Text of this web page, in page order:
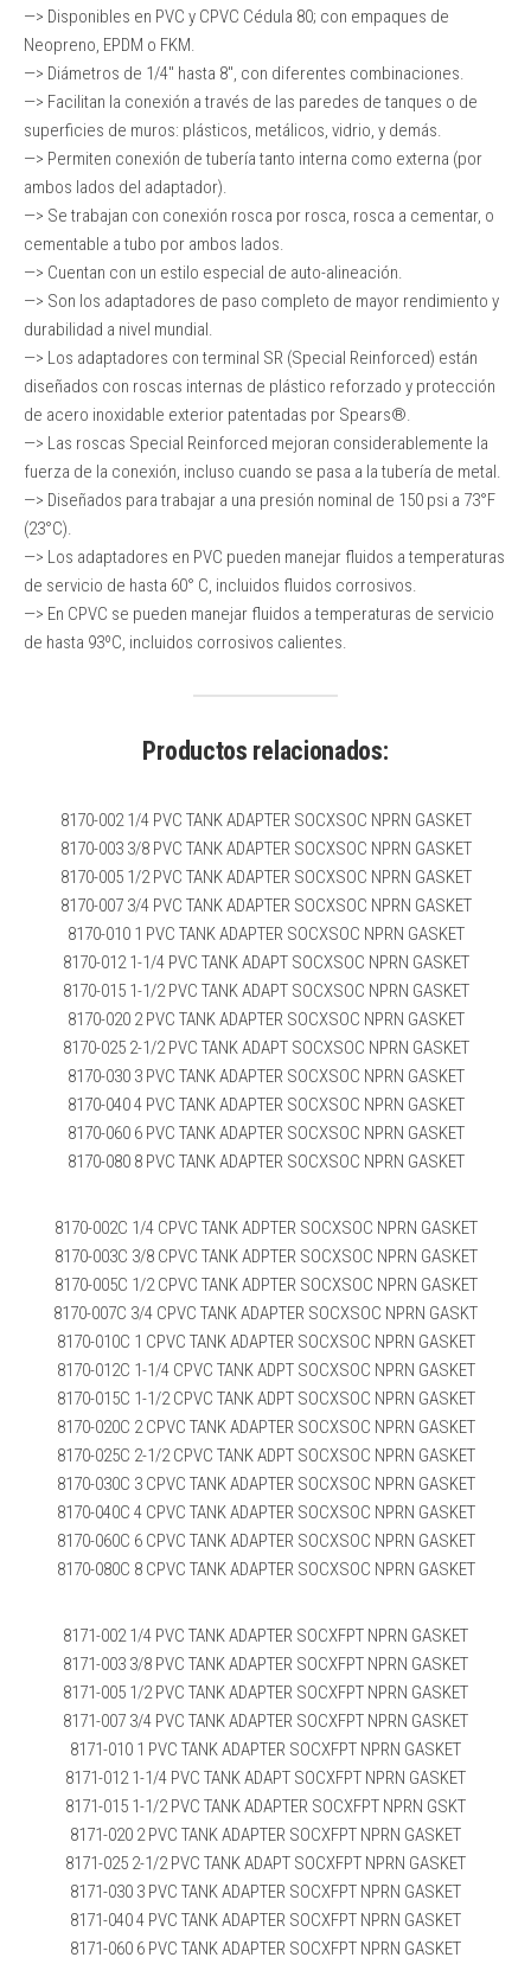
—> Disponibles en PVC y CPVC Cédula 80; con empaques de
Neopreno, EPDM o FKM.
—> Diámetros de 1/4″ hasta 8″, con diferentes combinaciones.
—> Facilitan la conexión a través de las paredes de tanques o de
superficies de muros: plásticos, metálicos, vidrio, y demás.
—> Permiten conexión de tubería tanto interna como externa (por
ambos lados del adaptador).
—> Se trabajan con conexión rosca por rosca, rosca a cementar, o
cementable a tubo por ambos lados.
—> Cuentan con un estilo especial de auto-alineación.
—> Son los adaptadores de paso completo de mayor rendimiento y
durabilidad a nivel mundial.
—> Los adaptadores con terminal SR (Special Reinforced) están
diseñados con roscas internas de plástico reforzado y protección
de acero inoxidable exterior patentadas por Spears®.
—> Las roscas Special Reinforced mejoran considerablemente la
fuerza de la conexión, incluso cuando se pasa a la tubería de metal.
—> Diseñados para trabajar a una presión nominal de 150 psi a 73°F
(23°C).
—> Los adaptadores en PVC pueden manejar fluidos a temperaturas
de servicio de hasta 60° C, incluidos fluidos corrosivos.
—> En CPVC se pueden manejar fluidos a temperaturas de servicio
de hasta 93ºC, incluidos corrosivos calientes.
Productos relacionados:
8170-002 1/4 PVC TANK ADAPTER SOCXSOC NPRN GASKET
8170-003 3/8 PVC TANK ADAPTER SOCXSOC NPRN GASKET
8170-005 1/2 PVC TANK ADAPTER SOCXSOC NPRN GASKET
8170-007 3/4 PVC TANK ADAPTER SOCXSOC NPRN GASKET
8170-010 1 PVC TANK ADAPTER SOCXSOC NPRN GASKET
8170-012 1-1/4 PVC TANK ADAPT SOCXSOC NPRN GASKET
8170-015 1-1/2 PVC TANK ADAPT SOCXSOC NPRN GASKET
8170-020 2 PVC TANK ADAPTER SOCXSOC NPRN GASKET
8170-025 2-1/2 PVC TANK ADAPT SOCXSOC NPRN GASKET
8170-030 3 PVC TANK ADAPTER SOCXSOC NPRN GASKET
8170-040 4 PVC TANK ADAPTER SOCXSOC NPRN GASKET
8170-060 6 PVC TANK ADAPTER SOCXSOC NPRN GASKET
8170-080 8 PVC TANK ADAPTER SOCXSOC NPRN GASKET
8170-002C 1/4 CPVC TANK ADPTER SOCXSOC NPRN GASKET
8170-003C 3/8 CPVC TANK ADPTER SOCXSOC NPRN GASKET
8170-005C 1/2 CPVC TANK ADPTER SOCXSOC NPRN GASKET
8170-007C 3/4 CPVC TANK ADAPTER SOCXSOC NPRN GASKT
8170-010C 1 CPVC TANK ADAPTER SOCXSOC NPRN GASKET
8170-012C 1-1/4 CPVC TANK ADPT SOCXSOC NPRN GASKET
8170-015C 1-1/2 CPVC TANK ADPT SOCXSOC NPRN GASKET
8170-020C 2 CPVC TANK ADAPTER SOCXSOC NPRN GASKET
8170-025C 2-1/2 CPVC TANK ADPT SOCXSOC NPRN GASKET
8170-030C 3 CPVC TANK ADAPTER SOCXSOC NPRN GASKET
8170-040C 4 CPVC TANK ADAPTER SOCXSOC NPRN GASKET
8170-060C 6 CPVC TANK ADAPTER SOCXSOC NPRN GASKET
8170-080C 8 CPVC TANK ADAPTER SOCXSOC NPRN GASKET
8171-002 1/4 PVC TANK ADAPTER SOCXFPT NPRN GASKET
8171-003 3/8 PVC TANK ADAPTER SOCXFPT NPRN GASKET
8171-005 1/2 PVC TANK ADAPTER SOCXFPT NPRN GASKET
8171-007 3/4 PVC TANK ADAPTER SOCXFPT NPRN GASKET
8171-010 1 PVC TANK ADAPTER SOCXFPT NPRN GASKET
8171-012 1-1/4 PVC TANK ADAPT SOCXFPT NPRN GASKET
8171-015 1-1/2 PVC TANK ADAPTER SOCXFPT NPRN GSKT
8171-020 2 PVC TANK ADAPTER SOCXFPT NPRN GASKET
8171-025 2-1/2 PVC TANK ADAPT SOCXFPT NPRN GASKET
8171-030 3 PVC TANK ADAPTER SOCXFPT NPRN GASKET
8171-040 4 PVC TANK ADAPTER SOCXFPT NPRN GASKET
8171-060 6 PVC TANK ADAPTER SOCXFPT NPRN GASKET